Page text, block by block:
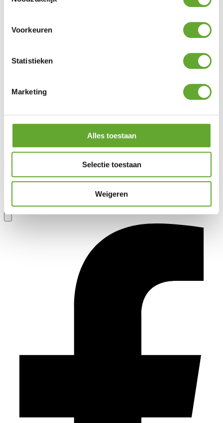
Voorkeuren
Statistieken
Marketing
Alles toestaan
Selectie toestaan
Weigeren
Energy Management System
Vraag advies aan
Over ons
Lotto Cycling Team
Vacatures
Aanhef
Voornaam